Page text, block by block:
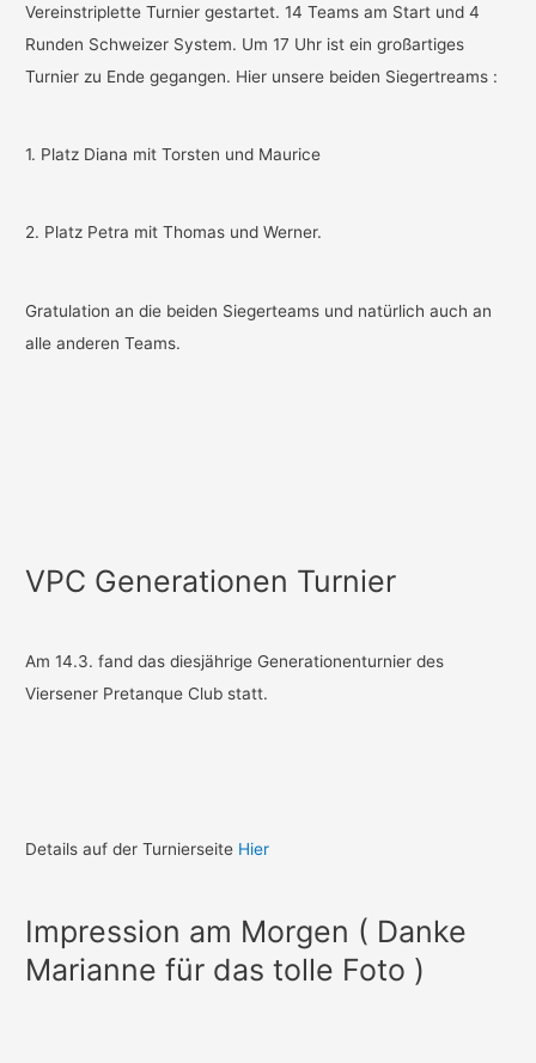
Vereinstriplette Turnier gestartet. 14 Teams am Start und 4
Runden Schweizer System. Um 17 Uhr ist ein großartiges
Turnier zu Ende gegangen. Hier unsere beiden Siegertreams :
1. Platz Diana mit Torsten und Maurice
2. Platz Petra mit Thomas und Werner.
Gratulation an die beiden Siegerteams und natürlich auch an
alle anderen Teams.
VPC Generationen Turnier
Am 14.3. fand das diesjährige Generationenturnier des
Viersener Pretanque Club statt.
Details auf der Turnierseite Hier
Impression am Morgen ( Danke
Marianne für das tolle Foto )